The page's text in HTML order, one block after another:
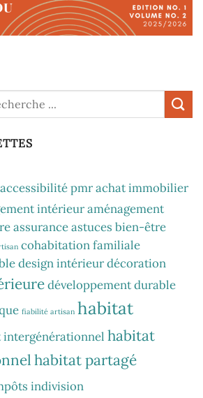
accessibilité pmrachat immobilier
intérieuraménagement
assuranceastuces bien-être
cohabitation familiale
design intérieurdécoration
développement durable
fiabilité artisan habitat
intergénérationnel habitat
habitat partagé
indivision